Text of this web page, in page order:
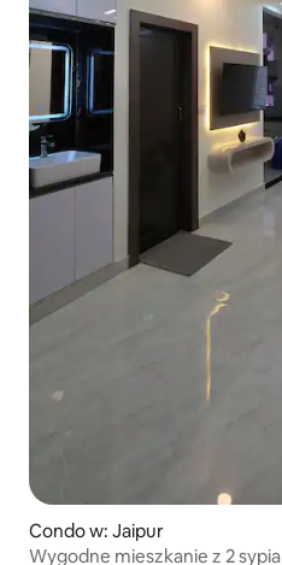
Condo w: Jaipur
Wygodne mieszkanie z 2